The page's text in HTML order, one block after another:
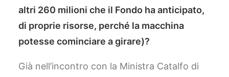
altri 260 milioni che il Fondo ha anticipato,
di proprie risorse, perché la macchina
potesse cominciare a girare)?
Già nell’incontro con la Ministra Catalfo di